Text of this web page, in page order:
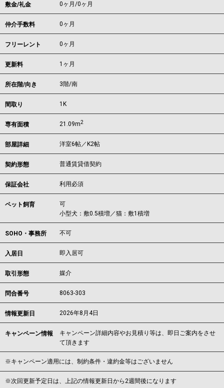
敷金/礼金 0ヶ月/0ヶ月
仲介手数料 0ヶ月
フリーレント 0ヶ月
更新料 1ヶ月
所在階/向き 3階/南
間取り 1K
専有面積 21.09m2
部屋詳細 洋室6帖／K2帖
契約形態 普通賃貸借契約
保証会社 利用必須
ペット飼育
可
小型犬：敷0.5積増／猫：敷1積増
SOHO・事務所 不可
入居日 即入居可
取引形態 媒介
問合番号 8063-303
情報更新日 2026年8月4日
キャンペーン情報
キャンペーン詳細内容やお見積り等は、即日ご案内をさせ
て頂きます
※キャンペーン適用には、制約条件・違約金等はございません
※次回更新予定日は、上記の情報更新日から2週間後になります